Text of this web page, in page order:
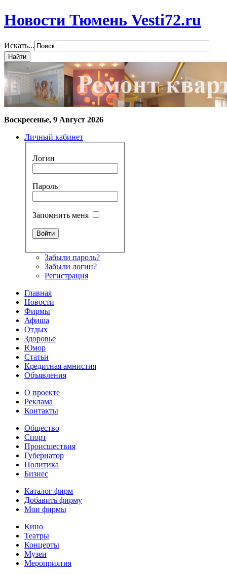
Новости Тюмень Vesti72.ru
Искать...
Воскресенье, 9 Август 2026
Личный кабинет
Логин
Пароль
Запомнить меня
Забыли пароль?
Забыли логин?
Регистрация
Главная
Новости
Фирмы
Афиша
Отдых
Здоровье
Юмор
Статьи
Кредитная амнистия
Объявления
О проекте
Реклама
Контакты
Общество
Спорт
Происшествия
Губернатор
Политика
Бизнес
Каталог фирм
Добавить фирму
Мои фирмы
Кино
Театры
Концерты
Музеи
Мероприятия